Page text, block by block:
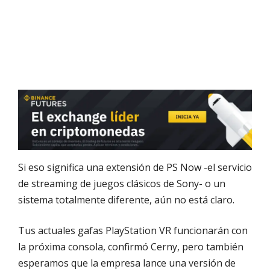
Si eso significa una extensión de PS Now -el servicio
de streaming de juegos clásicos de Sony- o un
sistema totalmente diferente, aún no está claro.
Tus actuales gafas PlayStation VR funcionarán con
la próxima consola, confirmó Cerny, pero también
esperamos que la empresa lance una versión de